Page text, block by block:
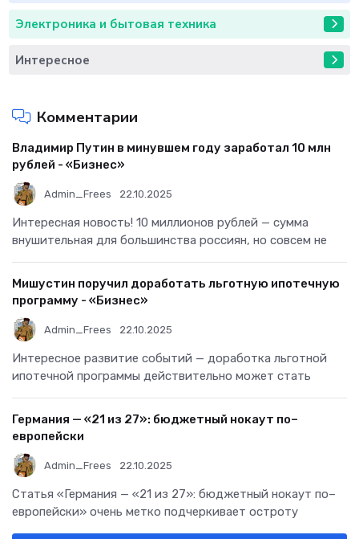
Электроника и бытовая техника
Интересное
Комментарии
Владимир Путин в минувшем году заработал 10 млн
рублей - «Бизнес»
Admin_Frees 22.10.2025
Интересная новость! 10 миллионов рублей — сумма
внушительная для большинства россиян, но совсем не
Мишустин поручил доработать льготную ипотечную
программу - «Бизнес»
Admin_Frees 22.10.2025
Интересное развитие событий — доработка льготной
ипотечной программы действительно может стать
Германия — «21 из 27»: бюджетный нокаут по–
европейски
Admin_Frees 22.10.2025
Статья «Германия — «21 из 27»: бюджетный нокаут по–
европейски» очень метко подчеркивает остроту